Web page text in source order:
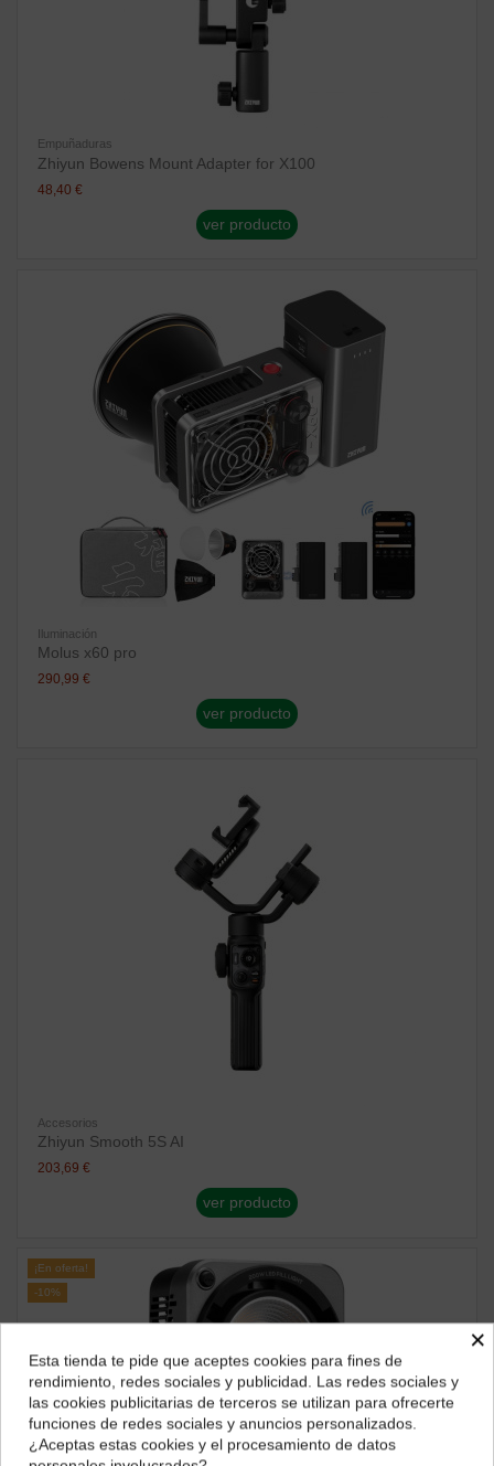
Empuñaduras
Zhiyun Bowens Mount Adapter for X100
48,40 €
ver producto
Iluminación
Molus x60 pro
290,99 €
ver producto
Accesorios
Zhiyun Smooth 5S AI
203,69 €
ver producto
¡En oferta!
-10%
¿Dónde deseas recibir tu pedido?
Selecciona tu ubicación para mostrarte los precios e
impuestos correctos para tu región.
×
Esta tienda te pide que aceptes cookies para fines de
rendimiento, redes sociales y publicidad. Las redes sociales y
las cookies publicitarias de terceros se utilizan para ofrecerte
funciones de redes sociales y anuncios personalizados.
¿Aceptas estas cookies y el procesamiento de datos